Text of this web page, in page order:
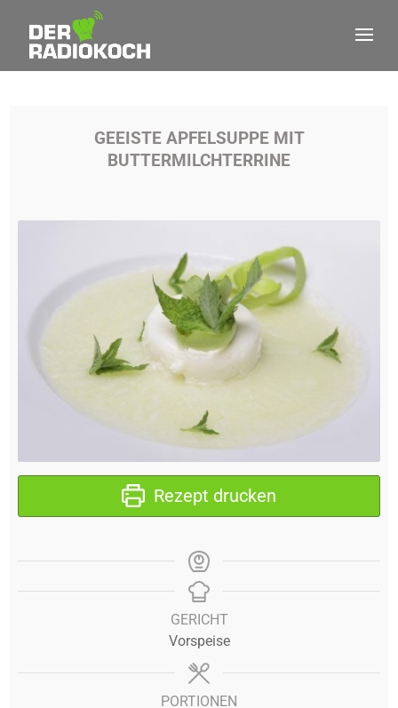
GEEISTE APFELSUPPE MIT
BUTTERMILCHTERRINE
Rezept drucken
GERICHT
Vorspeise
PORTIONEN